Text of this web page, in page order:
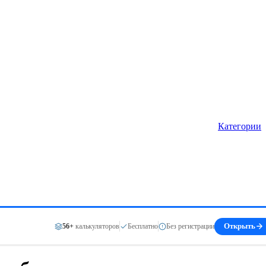
Категории
56+ калькуляторов Бесплатно Без регистрации Открыть